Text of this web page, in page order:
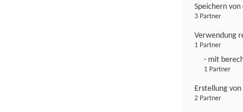
Speichern
3 Partner
Verwendung
1 Partner
- mit
1 Partner
Erstellung
2 Partner